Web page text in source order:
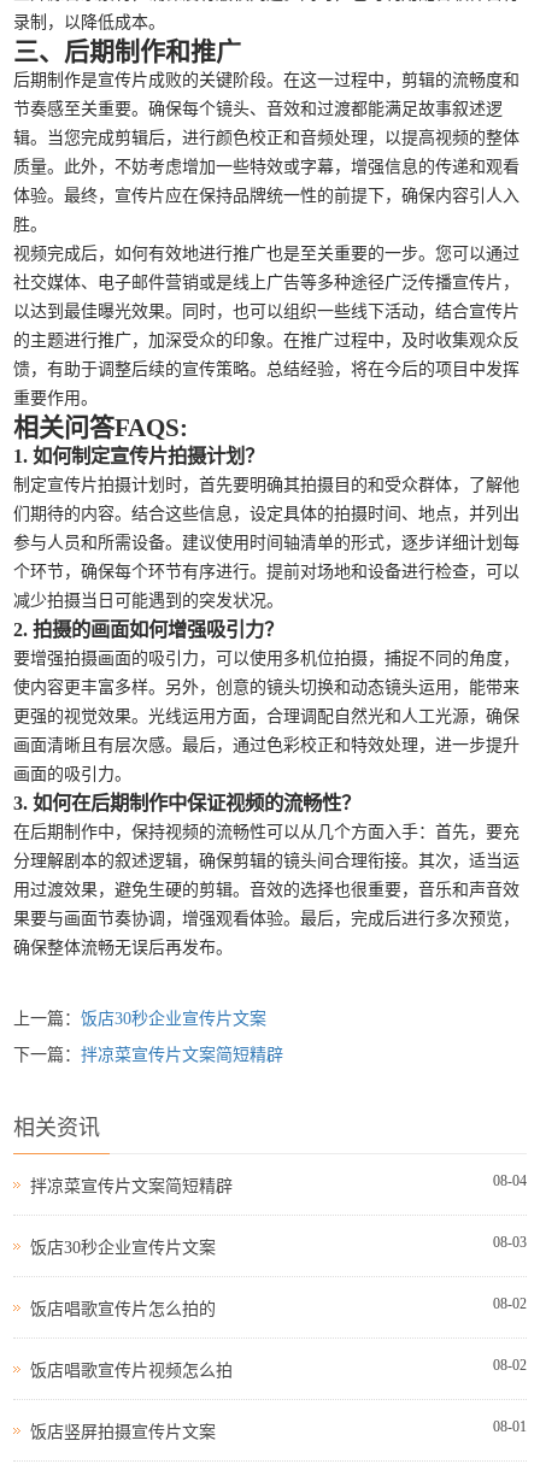
录制，以降低成本。
三、后期制作和推广
后期制作是宣传片成败的关键阶段。在这一过程中，剪辑的流畅度和
节奏感至关重要。确保每个镜头、音效和过渡都能满足故事叙述逻
辑。当您完成剪辑后，进行颜色校正和音频处理，以提高视频的整体
质量。此外，不妨考虑增加一些特效或字幕，增强信息的传递和观看
体验。最终，宣传片应在保持品牌统一性的前提下，确保内容引人入
胜。
视频完成后，如何有效地进行推广也是至关重要的一步。您可以通过
社交媒体、电子邮件营销或是线上广告等多种途径广泛传播宣传片，
以达到最佳曝光效果。同时，也可以组织一些线下活动，结合宣传片
的主题进行推广，加深受众的印象。在推广过程中，及时收集观众反
馈，有助于调整后续的宣传策略。总结经验，将在今后的项目中发挥
重要作用。
相关问答FAQS:
1. 如何制定宣传片拍摄计划？
制定宣传片拍摄计划时，首先要明确其拍摄目的和受众群体，了解他
们期待的内容。结合这些信息，设定具体的拍摄时间、地点，并列出
参与人员和所需设备。建议使用时间轴清单的形式，逐步详细计划每
个环节，确保每个环节有序进行。提前对场地和设备进行检查，可以
减少拍摄当日可能遇到的突发状况。
2. 拍摄的画面如何增强吸引力？
要增强拍摄画面的吸引力，可以使用多机位拍摄，捕捉不同的角度，
使内容更丰富多样。另外，创意的镜头切换和动态镜头运用，能带来
更强的视觉效果。光线运用方面，合理调配自然光和人工光源，确保
画面清晰且有层次感。最后，通过色彩校正和特效处理，进一步提升
画面的吸引力。
3. 如何在后期制作中保证视频的流畅性？
在后期制作中，保持视频的流畅性可以从几个方面入手：首先，要充
分理解剧本的叙述逻辑，确保剪辑的镜头间合理衔接。其次，适当运
用过渡效果，避免生硬的剪辑。音效的选择也很重要，音乐和声音效
果要与画面节奏协调，增强观看体验。最后，完成后进行多次预览，
确保整体流畅无误后再发布。
上一篇：饭店30秒企业宣传片文案
下一篇：拌凉菜宣传片文案简短精辟
相关资讯
08-04
拌凉菜宣传片文案简短精辟
08-03
饭店30秒企业宣传片文案
08-02
饭店唱歌宣传片怎么拍的
08-02
饭店唱歌宣传片视频怎么拍
08-01
饭店竖屏拍摄宣传片文案